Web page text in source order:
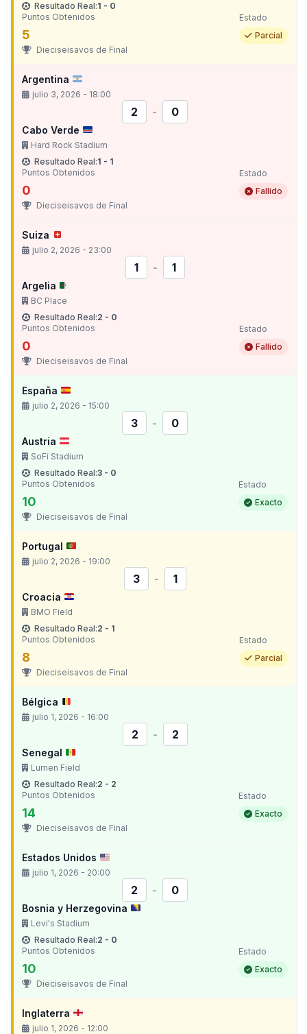
Resultado Real:1 - 0
Puntos Obtenidos
5
Estado
Parcial
Dieciseisavos de Final
Argentina
julio 3, 2026 - 18:00
2 - 0
Cabo Verde
Hard Rock Stadium
Resultado Real:1 - 1
Puntos Obtenidos
0
Estado
Fallido
Dieciseisavos de Final
Suiza
julio 2, 2026 - 23:00
1 - 1
Argelia
BC Place
Resultado Real:2 - 0
Puntos Obtenidos
0
Estado
Fallido
Dieciseisavos de Final
España
julio 2, 2026 - 15:00
3 - 0
Austria
SoFi Stadium
Resultado Real:3 - 0
Puntos Obtenidos
10
Estado
Exacto
Dieciseisavos de Final
Portugal
julio 2, 2026 - 19:00
3 - 1
Croacia
BMO Field
Resultado Real:2 - 1
Puntos Obtenidos
8
Estado
Parcial
Dieciseisavos de Final
Bélgica
julio 1, 2026 - 16:00
2 - 2
Senegal
Lumen Field
Resultado Real:2 - 2
Puntos Obtenidos
14
Estado
Exacto
Dieciseisavos de Final
Estados Unidos
julio 1, 2026 - 20:00
2 - 0
Bosnia y Herzegovina
Levi's Stadium
Resultado Real:2 - 0
Puntos Obtenidos
10
Estado
Exacto
Dieciseisavos de Final
Inglaterra
julio 1, 2026 - 12:00